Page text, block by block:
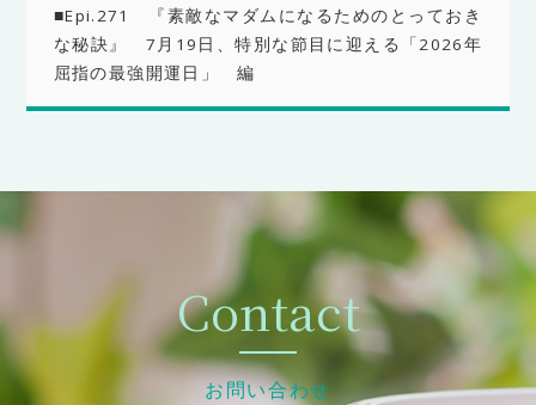
■Epi.271 『素敵なマダムになるためのとっておき
な秘訣』 7月19日、特別な節目に迎える「2026年
屈指の最強開運日」 編
Contact
お問い合わせ